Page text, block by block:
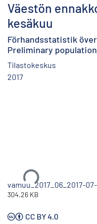
Väestön
kesäkuu
Förhandsstatistik
Preliminary
Tilastokeskus
2017
Ladataan...
vamuu_2017_06_2017-
304.26 KB
CC BY 4.0